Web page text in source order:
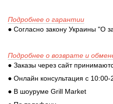
Подробнее о гарантии
● Согласно закону Украины "О
Подробнее о возврате и
● Заказы через сайт
● Онлайн консультация с 10:00-
● В шоуруме Grill Market